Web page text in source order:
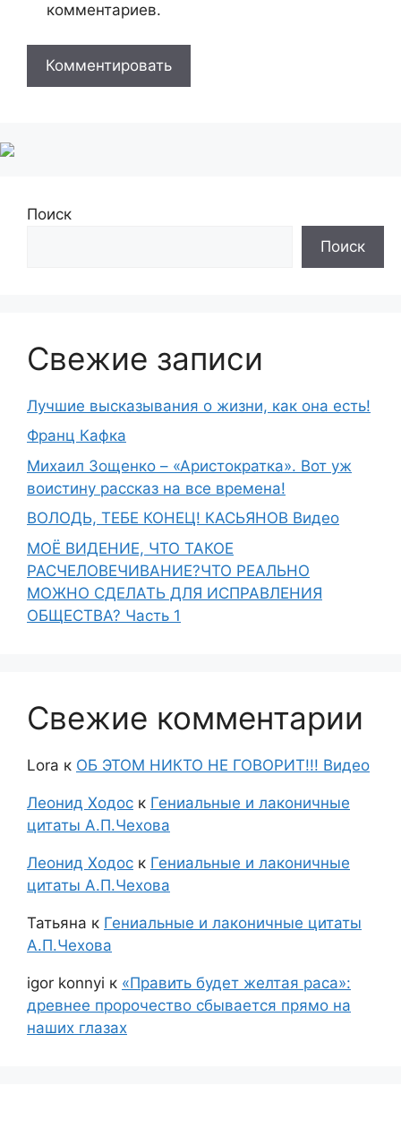
комментариев.
Поиск
Поиск
Свежие записи
Лучшие высказывания о жизни, как она есть!
Франц Кафка
Михаил Зощенко – «Аристократка». Вот уж
воистину рассказ на все времена!
ВОЛОДЬ, ТЕБЕ КОНЕЦ! КАСЬЯНОВ Видео
МОЁ ВИДЕНИЕ, ЧТО ТАКОЕ
РАСЧЕЛОВЕЧИВАНИЕ?ЧТО РЕАЛЬНО
МОЖНО СДЕЛАТЬ ДЛЯ ИСПРАВЛЕНИЯ
ОБЩЕСТВА? Часть 1
Свежие комментарии
Lora к ОБ ЭТОМ НИКТО НЕ ГОВОРИТ!!! Видео
Леонид Ходос к Гениальные и лаконичные
цитаты А.П.Чехова
Леонид Ходос к Гениальные и лаконичные
цитаты А.П.Чехова
Татьяна к Гениальные и лаконичные цитаты
А.П.Чехова
igor konnyi к «Править будет желтая раса»:
древнее пророчество сбывается прямо на
наших глазах